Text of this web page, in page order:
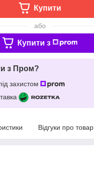
Купити
або
Купити з
з Пром?
захистом
Відгуки про товар